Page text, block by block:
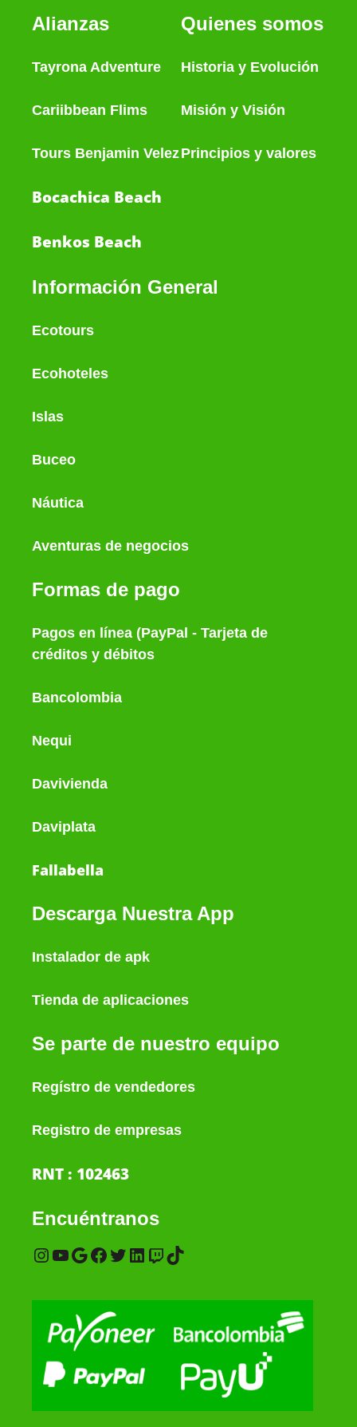
Alianzas
Tayrona Adventure
Cariibbean Flims
Tours Benjamin Velez
Bocachica Beach
Benkos Beach
Quienes somos
Historia y Evolución
Misión y Visión
Principios y valores
Información General
Ecotours
Ecohoteles
Islas
Buceo
Náutica
Aventuras de negocios
Formas de pago
Pagos en línea (PayPal - Tarjeta de
créditos y débitos
Bancolombia
Nequi
Davivienda
Daviplata
Fallabella
Descarga Nuestra App
Instalador de apk
Tienda de aplicaciones
Se parte de nuestro equipo
Regístro de vendedores
Registro de empresas
RNT : 102463
Encuéntranos